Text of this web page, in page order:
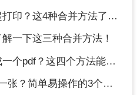
这4种合并方法了解一下！
一下这三种合并方法！
？这四个方法能帮助大家！
简单易操作的3个方法！